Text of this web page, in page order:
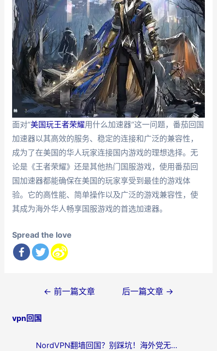
面对“美国玩王者荣耀用什么加速器”这一问题，番茄回国
加速器以其高效的服务、稳定的连接和广泛的兼容性，
成为了在美国的华人玩家连接国内游戏的理想选择。无
论是《王者荣耀》还是其他热门国服游戏，使用番茄回
国加速器都能确保在美国的玩家享受到最佳的游戏体
验。它的高性能、简单操作以及广泛的游戏兼容性，使
其成为海外华人畅享国服游戏的首选加速器。
Spread the love
导
← 前一篇文章 后一篇文章 →
vpn回国
NordVPN翻墙回国？别踩坑！海外党无缝访问国内资源的真实指南